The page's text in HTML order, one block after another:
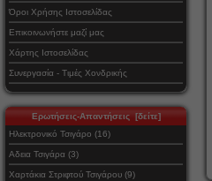
Όροι Χρήσης Ιστοσελίδας
Επικοινωνήστε μαζί μας
Χάρτης Ιστοσελίδας
Συνεργασία - Τιμές Χονδρικής
Ερωτήσεις-Απαντήσεις [δείτε]
Ηλεκτρονικό Τσιγάρο (16)
Αδεια Τσιγάρα (3)
Χαρτάκια Στριφτού Τσιγάρου (9)